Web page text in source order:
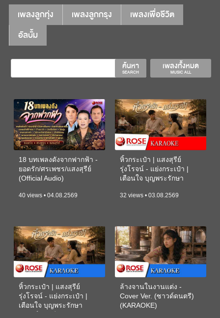
เพลงลูกทุ่ง เพลงลูกกรุง
เพลงเพื่อชีวิต
อัลบั้ม
เพลงทั้งหมด
MUSIC ALL
ค้นหา
SEARCH
18 บทเพลงดังจากฟากฟ้า -
ยอดรัก/ศรเพชร/แสงสุรีย์
(Official Audio)
40 views • 04.08.2569
หิ้วกระเป๋า | แสงสุรีย์
รุ่งโรจน์ - แย่งกระเป๋า |
เตือนใจ บุญพระรักษา
32 views • 03.08.2569
หิ้วกระเป๋า | แสงสุรีย์
รุ่งโรจน์ - แย่งกระเป๋า |
เตือนใจ บุญพระรักษา
ล้างจานในงานแต่ง -
Cover Ver. (ซาวด์ดนตรี)
(KARAOKE)